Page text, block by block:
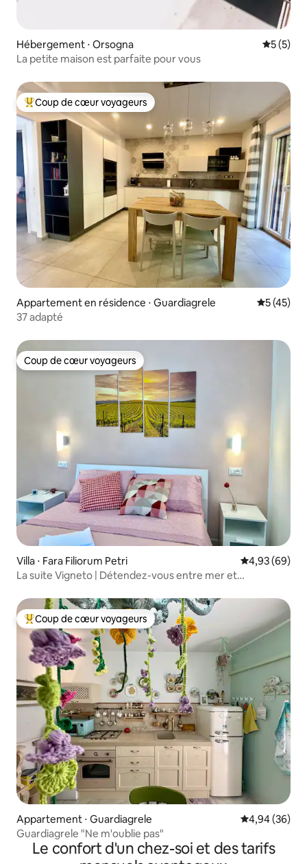
Hébergement ⋅ Orsogna
5 (5)
La petite maison est parfaite pour vous
Coups de cœur voyageurs les plus appréciés
Coup de cœur voyageurs
Appartement en résidence ⋅ Guardiagrele
5 (45)
37 adapté
Coup de cœur voyageurs
Coup de cœur voyageurs
Villa ⋅ Fara Filiorum Petri Évaluation
4,93 (69)
La suite Vigneto | Détendez-vous entre mer et
Coups de cœur voyageurs les plus appréciés
Coup de cœur voyageurs
Appartement ⋅ Guardiagrele Évaluation
4,94 (36)
Guardiagrele "Ne m'oublie pas"
Le confort d'un chez-soi et des tarifs